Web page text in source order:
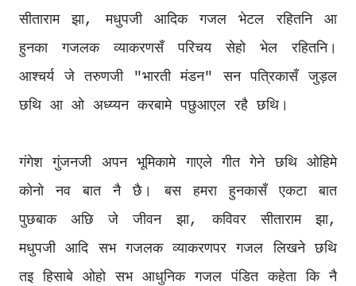
सीताराम झा, मधुपजी आदिक गजल भेटल रहितनि आ
हुनका गजलक व्याकरणसँ परिचय सेहो भेल रहितनि।
आश्चर्य जे तरुणजी "भारती मंडन" सन पत्रिकासँ जुड़ल
छथि आ ओ अध्य्यन करबामे पछुआएल रहै छथि।
गंगेश गुंजनजी अपन भूमिकामे गाएले गीत गेने छथि ओहिमे
कोनो नव बात नै छै। बस हमरा हुनकासँ एकटा बात
पुछबाक अछि जे जीवन झा, कविवर सीताराम झा,
मधुपजी आदि सभ गजलक व्याकरणपर गजल लिखने छथि
तइ हिसाबे ओहो सभ आधुनिक गजल पंडित कहेता कि नै